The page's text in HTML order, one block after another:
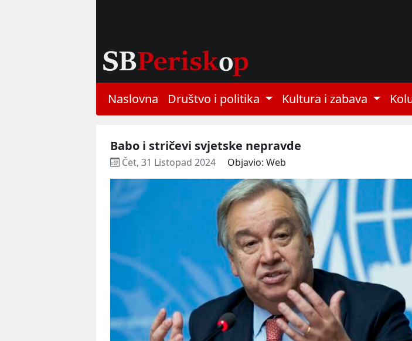
Naslovna Društvo i politika Kultura i zabava
Babo i stričevi svjetske nepravde
Čet, 31 Listopad 2024 Objavio: Web